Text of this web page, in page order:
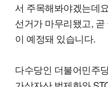
서 주목해봐야겠는데
선거가 마무리됐고,
이 예정돼 있습니다.
다수당인 더불어민주